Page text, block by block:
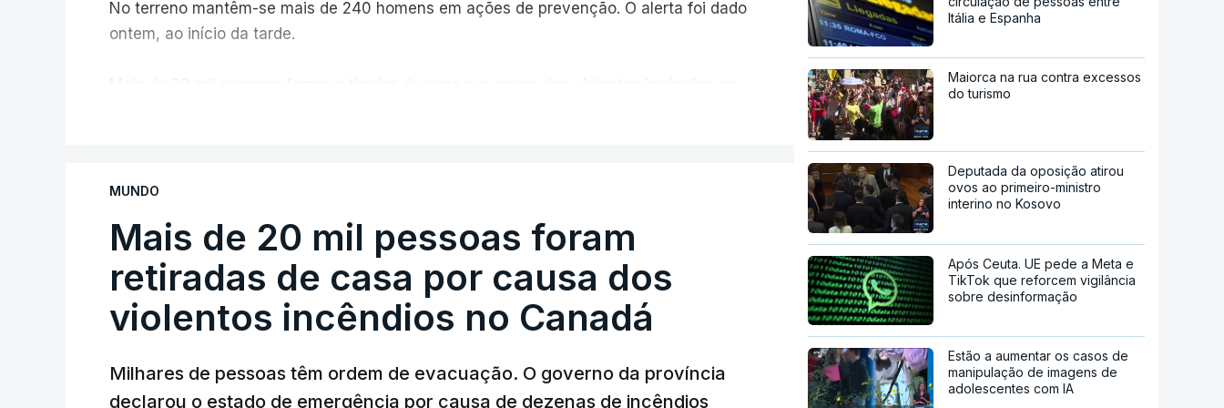
No terreno mantêm-se mais de 240 homens em ações de prevenção. O alerta foi dado
ontem, ao início da tarde.
MUNDO
Mais de 20 mil pessoas foram
retiradas de casa por causa dos
violentos incêndios no Canadá
Milhares de pessoas têm ordem de evacuação. O governo da província
declarou o estado de emergência por causa de dezenas de incêndios
Itália e Espanha
Maiorca na rua contra excessos
do turismo
Deputada da oposição atirou
ovos ao primeiro-ministro
interino no Kosovo
Após Ceuta. UE pede a Meta e
TikTok que reforcem vigilância
sobre desinformação
Estão a aumentar os casos de
manipulação de imagens de
adolescentes com IA